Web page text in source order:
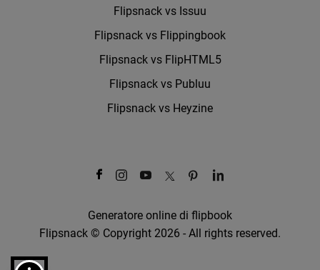
Flipsnack vs Issuu
Flipsnack vs Flippingbook
Flipsnack vs FlipHTML5
Flipsnack vs Publuu
Flipsnack vs Heyzine
Generatore online di flipbook
Flipsnack © Copyright 2026 - All rights reserved.